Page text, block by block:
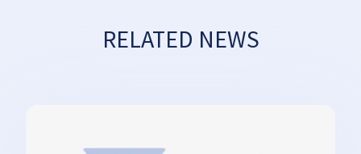
RELATED NEWS